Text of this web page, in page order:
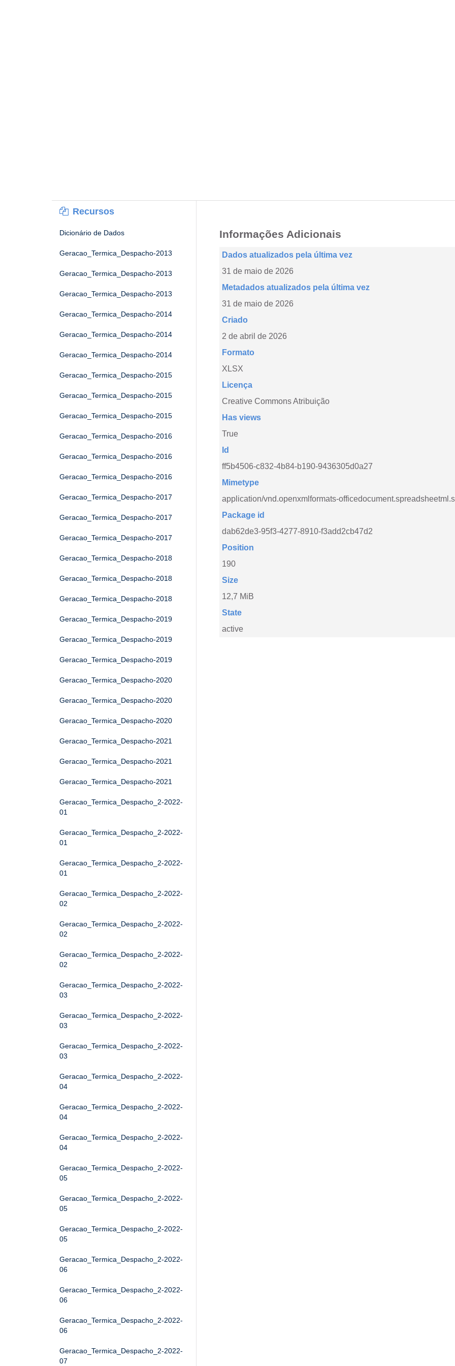
Recursos
Dicionário de Dados
Geracao_Termica_Despacho-2013
Geracao_Termica_Despacho-2013
Geracao_Termica_Despacho-2013
Geracao_Termica_Despacho-2014
Geracao_Termica_Despacho-2014
Geracao_Termica_Despacho-2014
Geracao_Termica_Despacho-2015
Geracao_Termica_Despacho-2015
Geracao_Termica_Despacho-2015
Geracao_Termica_Despacho-2016
Geracao_Termica_Despacho-2016
Geracao_Termica_Despacho-2016
Geracao_Termica_Despacho-2017
Geracao_Termica_Despacho-2017
Geracao_Termica_Despacho-2017
Geracao_Termica_Despacho-2018
Geracao_Termica_Despacho-2018
Geracao_Termica_Despacho-2018
Geracao_Termica_Despacho-2019
Geracao_Termica_Despacho-2019
Geracao_Termica_Despacho-2019
Geracao_Termica_Despacho-2020
Geracao_Termica_Despacho-2020
Geracao_Termica_Despacho-2020
Geracao_Termica_Despacho-2021
Geracao_Termica_Despacho-2021
Geracao_Termica_Despacho-2021
Geracao_Termica_Despacho_2-2022-
01
Geracao_Termica_Despacho_2-2022-
01
Geracao_Termica_Despacho_2-2022-
01
Geracao_Termica_Despacho_2-2022-
02
Geracao_Termica_Despacho_2-2022-
02
Geracao_Termica_Despacho_2-2022-
02
Geracao_Termica_Despacho_2-2022-
03
Geracao_Termica_Despacho_2-2022-
03
Geracao_Termica_Despacho_2-2022-
03
Geracao_Termica_Despacho_2-2022-
04
Geracao_Termica_Despacho_2-2022-
04
Geracao_Termica_Despacho_2-2022-
04
Geracao_Termica_Despacho_2-2022-
05
Geracao_Termica_Despacho_2-2022-
05
Geracao_Termica_Despacho_2-2022-
05
Geracao_Termica_Despacho_2-2022-
06
Geracao_Termica_Despacho_2-2022-
06
Geracao_Termica_Despacho_2-2022-
06
Geracao_Termica_Despacho_2-2022-
07
Informações Adicionais
Dados atualizados pela última vez
31 de maio de 2026
Metadados atualizados pela última vez
31 de maio de 2026
Criado
2 de abril de 2026
Formato
XLSX
Licença
Creative Commons Atribuição
Has views
True
Id
ff5b4506-c832-4b84-b190-9436305d0a27
Mimetype
application/vnd.openxmlformats-
Package id
dab62de3-95f3-4277-8910-f3add2cb47d2
Position
190
Size
12,7 MiB
State
active